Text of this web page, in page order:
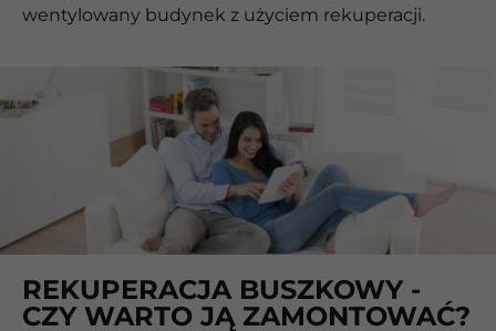
wentylowany budynek z użyciem rekuperacji.
REKUPERACJA BUSZKOWY -
CZY WARTO JĄ ZAMONTOWAĆ?